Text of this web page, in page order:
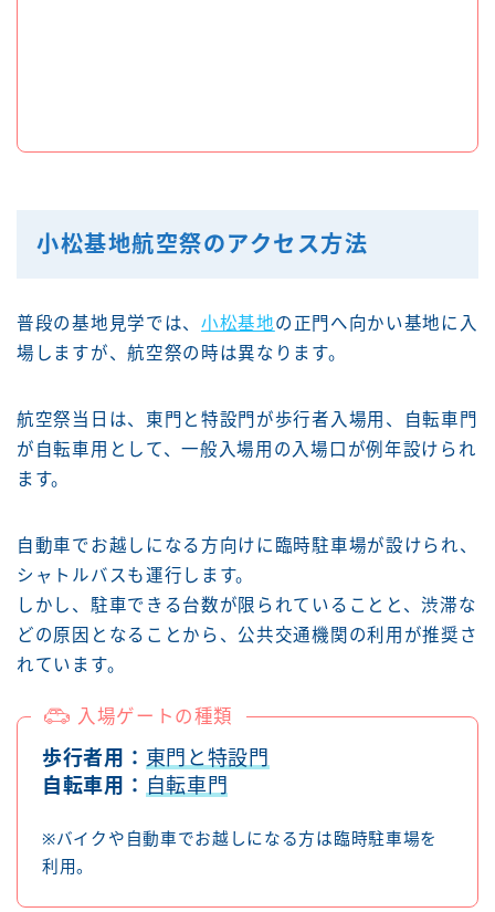
小松基地航空祭のアクセス方法
普段の基地見学では、小松基地の正門へ向かい基地に入
場しますが、航空祭の時は異なります。
航空祭当日は、東門と特設門が歩行者入場用、自転車門
が自転車用として、一般入場用の入場口が例年設けられ
ます。
自動車でお越しになる方向けに臨時駐車場が設けられ、
シャトルバスも運行します。
しかし、駐車できる台数が限られていることと、渋滞な
どの原因となることから、公共交通機関の利用が推奨さ
れています。
入場ゲートの種類
歩行者用： 東門と特設門
自転車用： 自転車門
※バイクや自動車でお越しになる方は臨時駐車場を
利用。